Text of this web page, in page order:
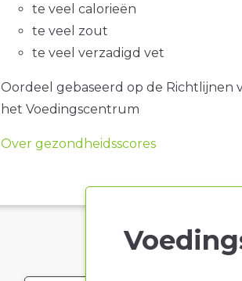
te veel calorieën
te veel zout
te veel verzadigd vet
Oordeel gebaseerd op de Richtlijnen
het Voedingscentrum
Over gezondheidsscores